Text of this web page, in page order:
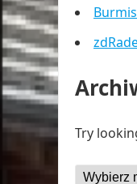
Try
Archiwa